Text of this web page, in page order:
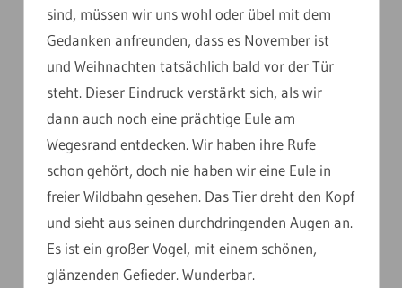
sind, müssen wir uns wohl oder übel mit dem
Gedanken anfreunden, dass es November ist
und Weihnachten tatsächlich bald vor der Tür
steht. Dieser Eindruck verstärkt sich, als wir
dann auch noch eine prächtige Eule am
Wegesrand entdecken. Wir haben ihre Rufe
schon gehört, doch nie haben wir eine Eule in
freier Wildbahn gesehen. Das Tier dreht den Kopf
und sieht aus seinen durchdringenden Augen an.
Es ist ein großer Vogel, mit einem schönen,
glänzenden Gefieder. Wunderbar.